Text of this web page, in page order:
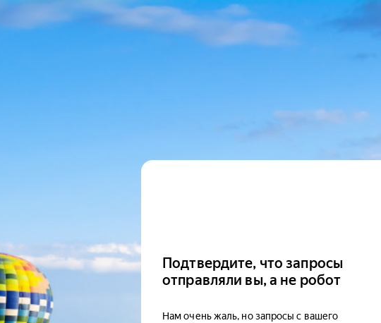
Подтвердите, что запросы
отправляли вы, а не робот
Нам очень жаль, но запросы с вашего